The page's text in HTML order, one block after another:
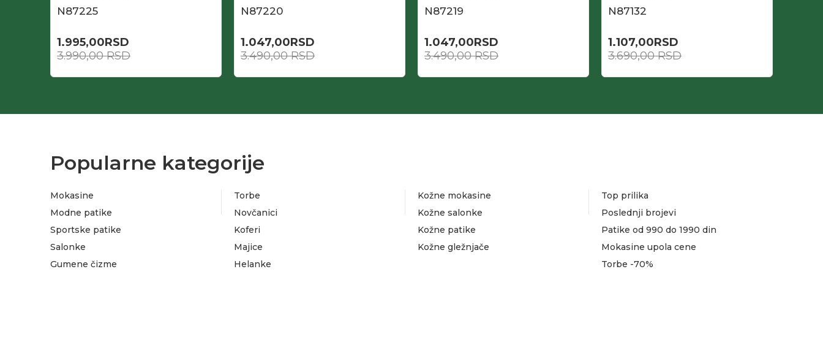
N87225
1.995,00RSD
3.990,00RSD
N87220
1.047,00RSD
3.490,00RSD
N87219
1.047,00RSD
3.490,00RSD
N87132
1.107,00RSD
3.690,00RSD
Popularne kategorije
Mokasine
Modne patike
Sportske patike
Salonke
Gumene čizme
Torbe
Novčanici
Koferi
Majice
Helanke
Kožne mokasine
Kožne salonke
Kožne patike
Kožne gležnjače
Top prilika
Poslednji brojevi
Patike od 990 do 1990 din
Mokasine upola cene
Torbe -70%